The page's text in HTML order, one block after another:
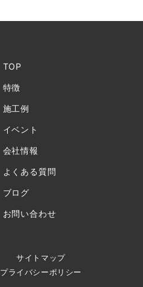
TOP
特徴
施工例
イベント
会社情報
よくある質問
ブログ
お問い合わせ
サイトマップ
プライバシーポリシー